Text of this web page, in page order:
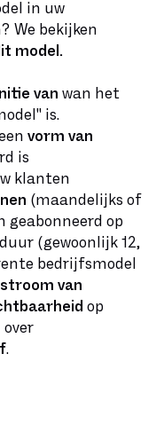
in uw
We bekijken
model.
van wan het
is.
vorm van
is
klanten
(maandelijks of
geabonneerd op
(gewoonlijk 12,
bedrijfsmodel
van
op
.